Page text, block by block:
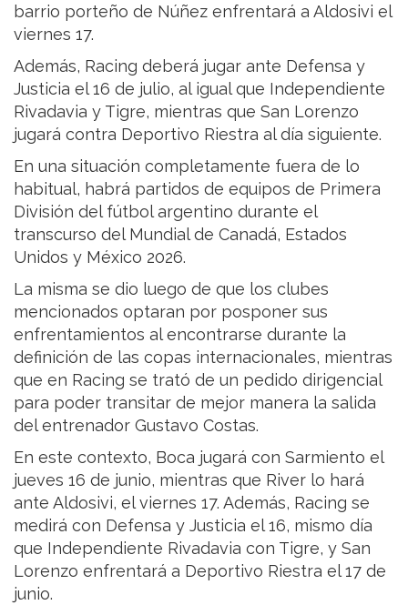
barrio porteño de Núñez enfrentará a Aldosivi el
viernes 17.
Además, Racing deberá jugar ante Defensa y
Justicia el 16 de julio, al igual que Independiente
Rivadavia y Tigre, mientras que San Lorenzo
jugará contra Deportivo Riestra al día siguiente.
En una situación completamente fuera de lo
habitual, habrá partidos de equipos de Primera
División del fútbol argentino durante el
transcurso del Mundial de Canadá, Estados
Unidos y México 2026.
La misma se dio luego de que los clubes
mencionados optaran por posponer sus
enfrentamientos al encontrarse durante la
definición de las copas internacionales, mientras
que en Racing se trató de un pedido dirigencial
para poder transitar de mejor manera la salida
del entrenador Gustavo Costas.
En este contexto, Boca jugará con Sarmiento el
jueves 16 de junio, mientras que River lo hará
ante Aldosivi, el viernes 17. Además, Racing se
medirá con Defensa y Justicia el 16, mismo día
que Independiente Rivadavia con Tigre, y San
Lorenzo enfrentará a Deportivo Riestra el 17 de
junio.